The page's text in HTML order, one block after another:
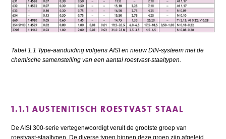
Tabel 1.1 Type-aanduiding volgens AISI en nieuw DIN-systeem met de
chemische samenstelling van een aantal roestvast-staaltypen.
1.1.1 AUSTENITISCH ROESTVAST STAAL
De AISI 300-serie vertegenwoordigt veruit de grootste groep van
roestvast-staaltypen. De diverse typen binnen deze groep zijn afgeleid